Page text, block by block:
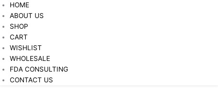
HOME
ABOUT US
SHOP
CART
WISHLIST
WHOLESALE
FDA CONSULTING
CONTACT US